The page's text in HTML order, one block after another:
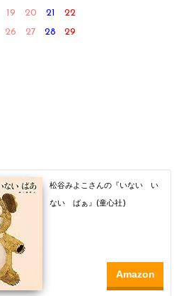
19 20 21
22
26 27 28
29
松谷みよこさんの『いない い
ない ばぁ』(童心社)
Amazon